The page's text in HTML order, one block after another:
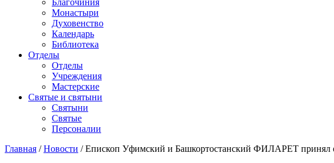
Благочиния
Монастыри
Духовенство
Календарь
Библиотека
Отделы
Отделы
Учреждения
Мастерские
Святые и святыни
Cвятыни
Cвятые
Персоналии
Главная /Новости /Епископ Уфимский и Башкортостанский ФИЛАРЕТ